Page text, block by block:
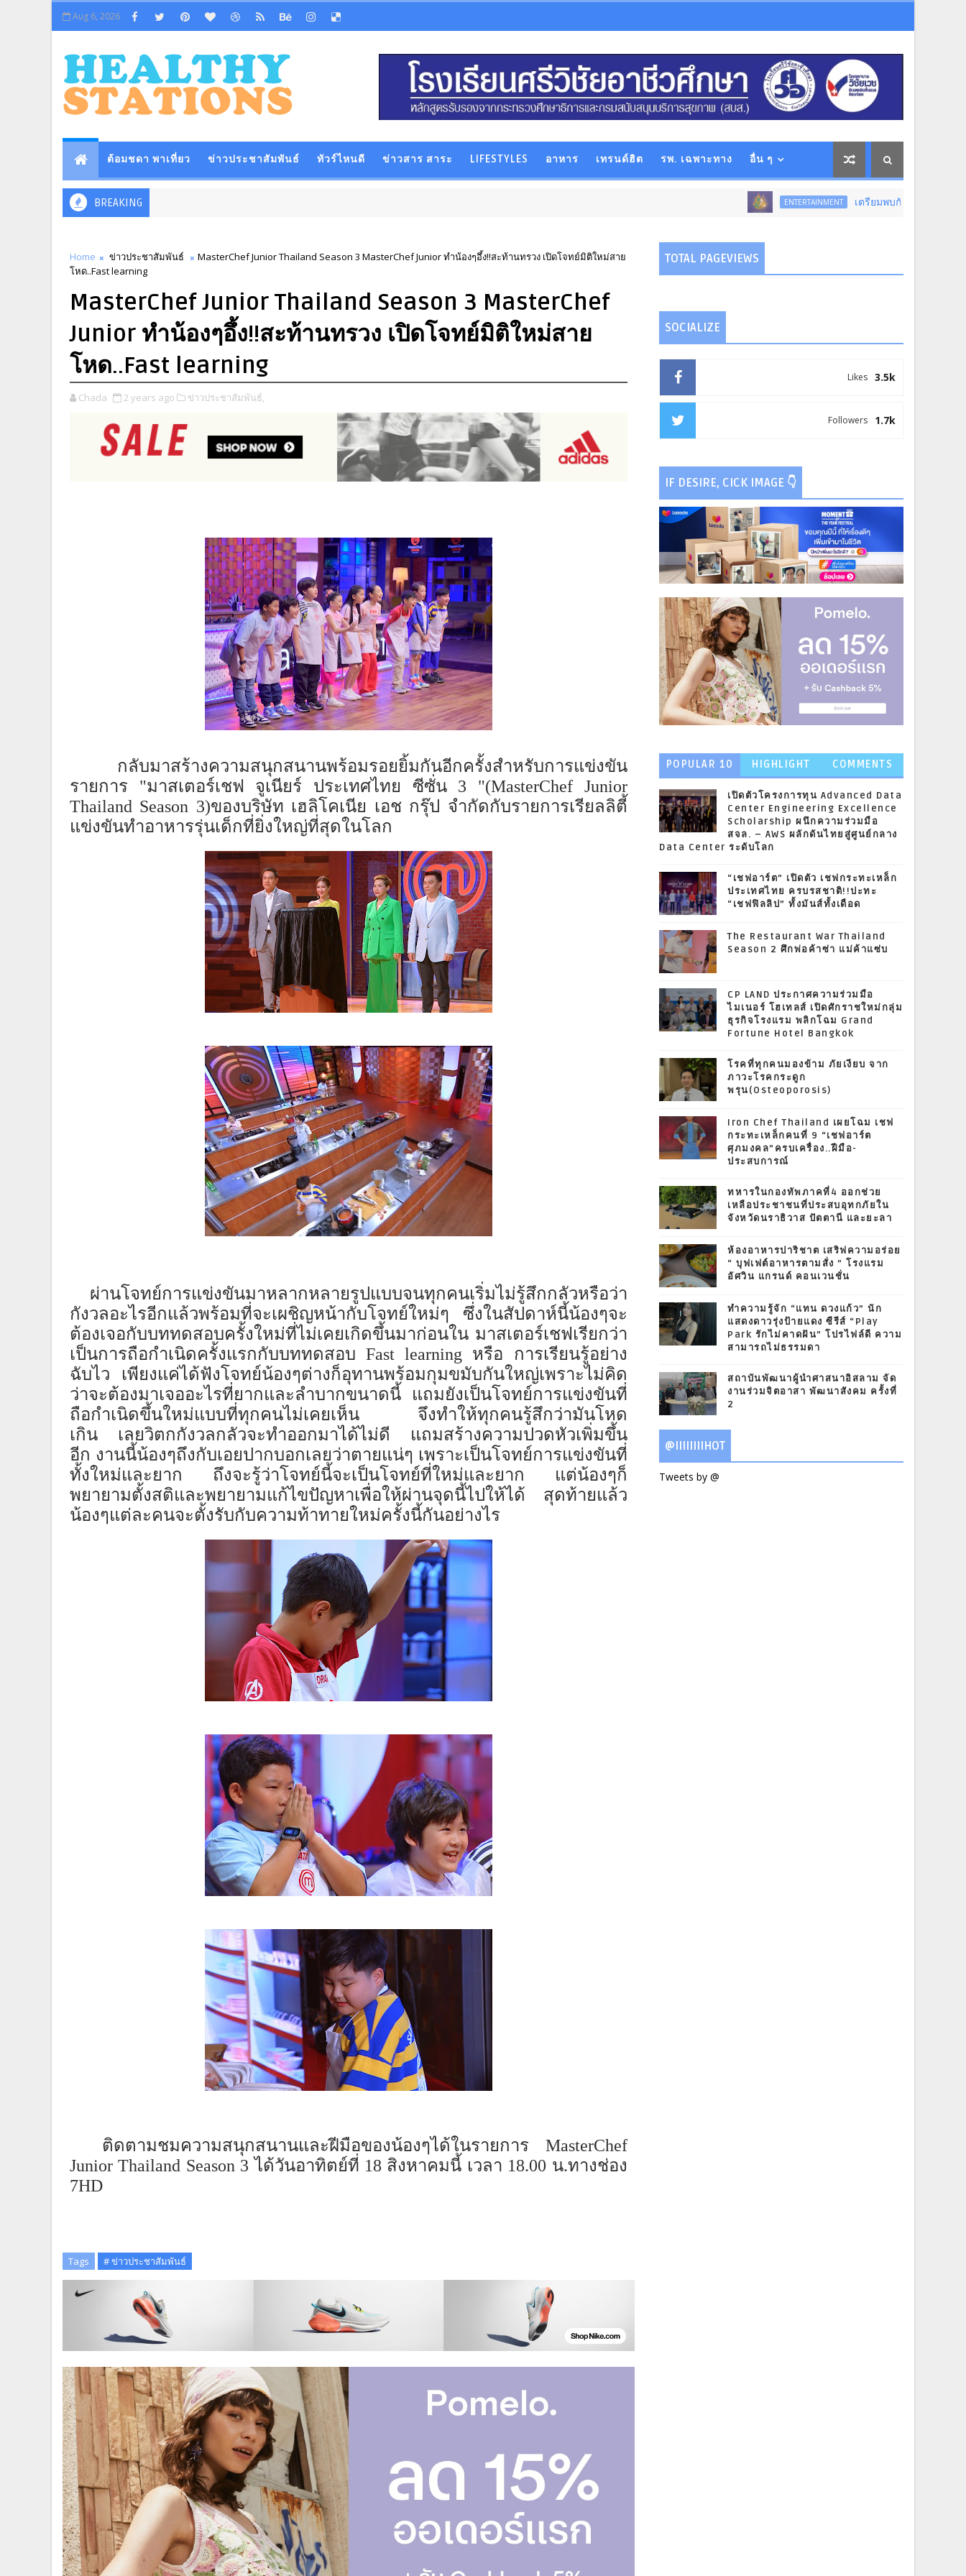
Aug 6, 2026
ต้อมชดา พาเที่ยว ข่าวประชาสัมพันธ์ ทัวร์ไหนดี ข่าวสาร สาระ LIFESTYLES อาหาร เทรนด์ฮิต รพ. เฉพาะทาง อื่น ๆ
BREAKING ENTERTAINMENT เตรียมพบกับ...การแสดงโขนสุดยิ่งให
Home ข่าวประชาสัมพันธ์
MasterChef Junior Thailand Season 3 MasterChef Junior ทำน้องๆอึ้ง!!สะท้านทรวง เปิดโจทย์มิติใหม่สาย
โหด..Fast learning
MasterChef Junior Thailand Season 3 MasterChef
Junior ทำน้องๆอึ้ง!!สะท้านทรวง เปิดโจทย์มิติใหม่สาย
โหด..Fast learning
Chada 2 years ago ข่าวประชาสัมพันธ์,
กลับมาสร้างความสนุกสนานพร้อมรอยยิ้มกันอีกครั้งสำหรับการแข่งขัน
รายการ "มาสเตอร์เชฟ จูเนียร์ ประเทศไทย ซีซั่น3 "(MasterChef Junior
Thailand Season 3)ของบริษัท เฮลิโคเนีย เอช กรุ๊ป จำกัดกับรายการเรียลลิตี้
แข่งขันทำอาหารรุ่นเด็กที่ยิ่งใหญ่ที่สุดในโลก
ผ่านโจทย์การแข่งขันมาหลากหลายรูปแบบจนทุกคนเริ่มไม่รู้สึกกลัวหรือว่า
กังวลอะไรอีกแล้วพร้อมที่จะเผชิญหน้ากับโจทย์ใหม่ๆ ซึ่งในสัปดาห์นี้น้องๆจะ
ต้องเจอกับบททดสอบครั้งใหม่ที่ไม่เคยเกิดขึ้นมาก่อนใน มาสเตอร์เชฟเรียกว่า
เป็นการถือกำเนิดครั้งแรกกับบททดสอบFast learning หรือ
การเรียนรู้อย่าง
ฉับไว
เพียงแค่ได้ฟังโจทย์น้องๆต่างก็อุทานพร้อมกุมขมับกันใหญ่เพราะไม่คิด
ว่าจะต้องมาเจออะไรที่ยากและลำบากขนาดนี้ แถมยังเป็นโจทย์การแข่งขันที่
ถือกำเนิดขึ้นใหม่แบบที่ทุกคนไม่เคยเห็น จึงทำให้ทุกคนรู้สึกว่ามันโหด
เกิน
เลยวิตกกังวลกลัวจะทำออกมาได้ไม่ดี แถมสร้างความปวดหัวเพิ่มขึ้น
อีก งานนี้น้องๆถึงกับเอยปากบอกเลยว่าตายแน่ๆ เพราะเป็นโจทย์การแข่งขันที่
ทั้งใหม่และยาก ถึงจะรู้ว่าโจทย์นี้จะเป็นโจทย์ที่ใหม่และยาก แต่น้องๆก็
พยายามตั้งสติและพยายามแก้ไขปัญหาเพื่อให้ผ่านจุดนี้ไปให้ได้ สุดท้ายแล้ว
น้องๆแต่ละคนจะตั้งรับกับความท้าทายใหม่ครั้งนี้กันอย่างไร
ติดตามชมความสนุกสนานและฝีมือของน้องๆได้ในรายการ MasterChef
Junior Thailand Season 3 ได้วันอาทิตย์ที่ 18 สิงหาคมนี้ เวลา 18.00 น.ทางช่อง
7HD
Tags # ข่าวประชาสัมพันธ์
TOTAL PAGEVIEWS
SOCIALIZE
3.5k
Likes
1.7k
Followers
IF DESIRE, CICK IMAGE 👇
POPULAR 10
HIGHLIGHT
COMMENTS
เปิดตัวโครงการทุน Advanced Data
Center Engineering Excellence
Scholarship ผนึกความร่วมมือ
สจล. – AWS ผลักดันไทยสู่ศูนย์กลาง
Data Center ระดับโลก
“เชฟอาร์ต” เปิดตัว เชฟกระทะเหล็ก
ประเทศไทย ครบรสชาติ!!ปะทะ
“เชฟฟิลลิป” ทั้งมันส์ทั้งเดือด
The Restaurant War Thailand
Season 2 ศึกพ่อค้าซ่า แม่ค้าแซ่บ
CP LAND ประกาศความร่วมมือ
ไมเนอร์ โฮเทลส์ เปิดศักราชใหม่กลุ่ม
ธุรกิจโรงแรม พลิกโฉม Grand
Fortune Hotel Bangkok
โรคที่ทุกคนมองข้าม ภัยเงียบ จาก
ภาวะโรคกระดูก
พรุน(Osteoporosis)
Iron Chef Thailand เผยโฉม เชฟ
กระทะเหล็กคนที่ 9 “เชฟอาร์ต
ศุภมงคล”ครบเครื่อง..ฝีมือ-
ประสบการณ์
ทหารในกองทัพภาคที่4 ออกช่วย
เหลือประชาชนที่ประสบอุทกภัยใน
จังหวัดนราธิวาส ปัตตานี และยะลา
ห้องอาหารปาริชาต เสริฟความอร่อย
“ บุฟเฟต์อาหารตามสั่ง ” โรงแรม
อัศวิน แกรนด์ คอนเวนชั่น
ทำความรู้จัก “แทน ดวงแก้ว” นัก
แสดงดาวรุ่งป้ายแดง ซีรีส์ “Play
Park รักไม่คาดฝัน” โปรไฟล์ดี ความ
สามารถไม่ธรรมดา
สถาบันพัฒนาผู้นำศาสนาอิสลาม จัด
งานร่วมจิตอาสา พัฒนาสังคม ครั้งที่
2
@IIIIIIIIHOT
Tweets by @